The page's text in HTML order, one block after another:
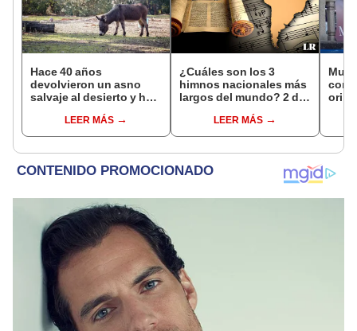
Hace 40 años
devolvieron un asno
salvaje al desierto y hoy
reforestar el ecosistema
de forma natural
LEER MÁS
¿Cuáles son los 3
himnos nacionales más
largos del mundo? 2 de
LEER MÁS
con